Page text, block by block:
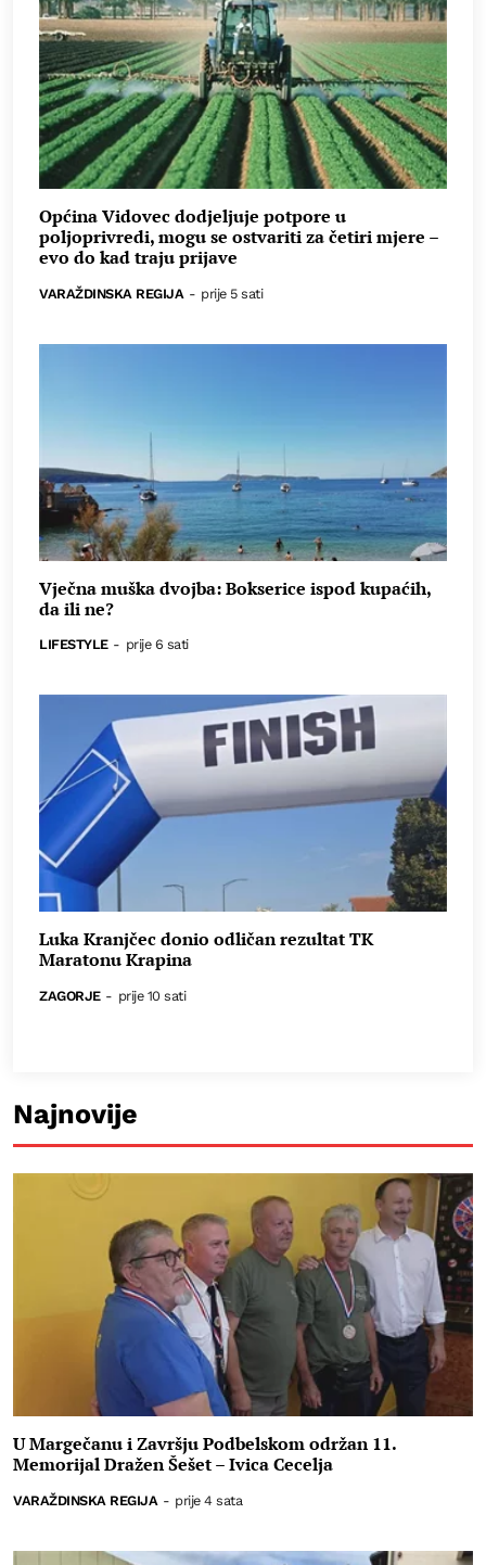
Općina Vidovec dodjeljuje potpore u
poljoprivredi, mogu se ostvariti za četiri mjere –
evo do kad traju prijave
VARAŽDINSKA REGIJA - prije 5 sati
Vječna muška dvojba: Bokserice ispod kupaćih,
da ili ne?
LIFESTYLE - prije 6 sati
Luka Kranjčec donio odličan rezultat TK
Maratonu Krapina
ZAGORJE - prije 10 sati
Najnovije
U Margečanu i Završju Podbelskom održan 11.
Memorijal Dražen Šešet – Ivica Cecelja
VARAŽDINSKA REGIJA - prije 4 sata